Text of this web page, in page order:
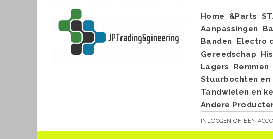
Home &Parts
Aanpassingen
Banden
Electro
Gereedschap
Lagers
Remmen
Stuurbochten en
Tandwielen en
Andere
INLOGGEN OF EEN